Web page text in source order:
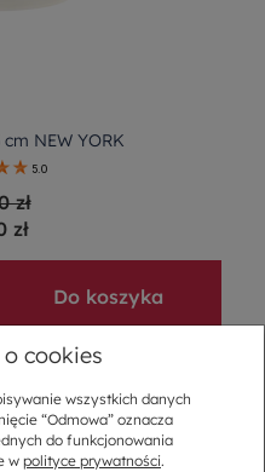
NEW YORK
5.0
zł
zł
Do koszyka
cookies
wszystkich danych
“Odmowa” oznacza
do funkcjonowania
w polityce prywatności.